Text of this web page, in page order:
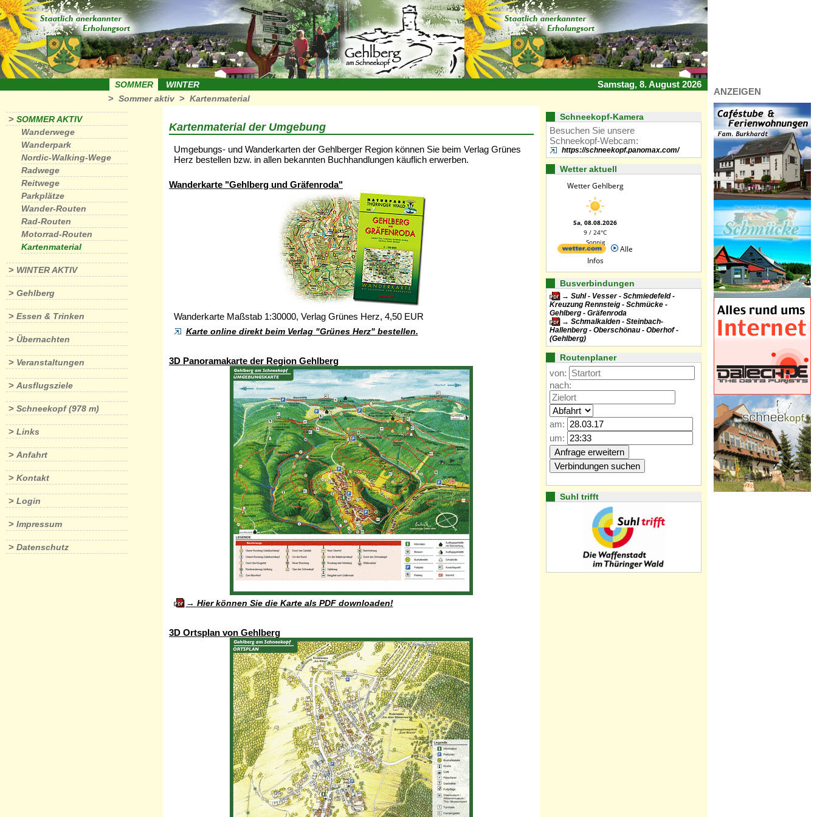
SOMMER WINTER
Samstag, 8. August 2026
> Sommer aktiv > Kartenmaterial
> SOMMER AKTIV
Wanderwege
Wanderpark
Nordic-Walking-Wege
Radwege
Reitwege
Parkplätze
Wander-Routen
Rad-Routen
Motorrad-Routen
Kartenmaterial
> WINTER AKTIV
> Gehlberg
> Essen & Trinken
> Übernachten
> Veranstaltungen
> Ausflugsziele
> Schneekopf (978 m)
> Links
> Anfahrt
> Kontakt
> Login
> Impressum
> Datenschutz
Kartenmaterial der Umgebung
Umgebungs- und Wanderkarten der Gehlberger Region können Sie beim Verlag Grünes
Herz bestellen bzw. in allen bekannten Buchhandlungen käuflich erwerben.
Wanderkarte "Gehlberg und Gräfenroda"
Wanderkarte Maßstab 1:30000, Verlag Grünes Herz, 4,50 EUR
Karte online direkt beim Verlag "Grünes Herz" bestellen.
3D Panoramakarte der Region Gehlberg
Hier können Sie die Karte als PDF downloaden!
3D Ortsplan von Gehlberg
Schneekopf-Kamera
Besuchen Sie unsere
Schneekopf-Webcam:
https://schneekopf.panomax.com/
Wetter aktuell
Wetter Gehlberg
Sa, 08.08.2026
9 / 24°C
Sonnig
Alle
Infos
Busverbindungen
Suhl - Vesser - Schmiedefeld -
Kreuzung Rennsteig - Schmücke -
Gehlberg - Gräfenroda
Schmalkalden - Steinbach-
Hallenberg - Oberschönau - Oberhof -
(Gehlberg)
Routenplaner
von:
nach:
am:
um:
Suhl trifft
ANZEIGEN